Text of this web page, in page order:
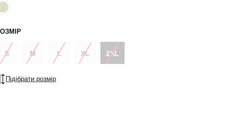
S M L XL 2XL
Підібрати розмір